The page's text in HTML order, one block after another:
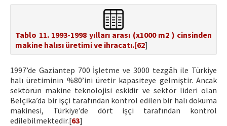
Tablo 11. 1993-1998 yılları arası (x1000 m2 ) cinsinden
makine halısı üretimi ve ihracatı.[62]
1997’de Gaziantep 700 İşletme ve 3000 tezgâh ile Türkiye
halı üretiminin %80’ini üretir kapasiteye gelmiştir. Ancak
sektörün makine teknolojisi eskidir ve sektör lideri olan
Belçika’da bir işçi tarafından kontrol edilen bir halı dokuma
makinesi, Türkiye’de dört işçi tarafından kontrol
edilebilmektedir.[63]